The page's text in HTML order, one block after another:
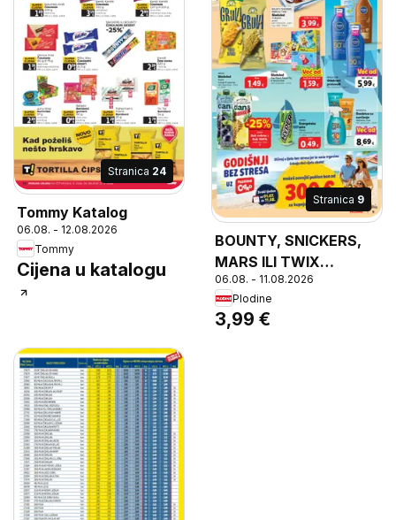
Stranica 24
Tommy Katalog
06.08. - 12.08.2026
Tommy
Cijena u katalogu
Stranica 9
BOUNTY, SNICKERS,
MARS ILI TWIX
Sladoled multipack,
Sladoled multipack
06.08. - 11.08.2026
Plodine
3,99 €